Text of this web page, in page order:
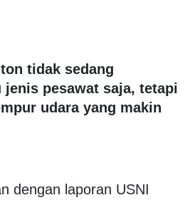
tidak sedang
jenis pesawat saja, tetapi
udara yang makin
dengan laporan USNI